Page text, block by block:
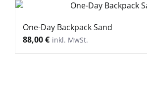
One-Day Backpack Sand
88,00€